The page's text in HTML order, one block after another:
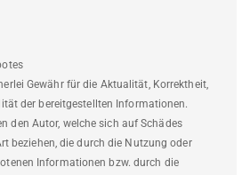
Gewähr für die Aktualität, Korrektheit,
der bereitgestellten Informationen.
den Autor, welche sich auf Schädes
beziehen, die durch die Nutzung oder
Informationen bzw. durch die